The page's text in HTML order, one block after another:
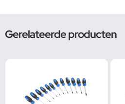
Gerelateerde producten